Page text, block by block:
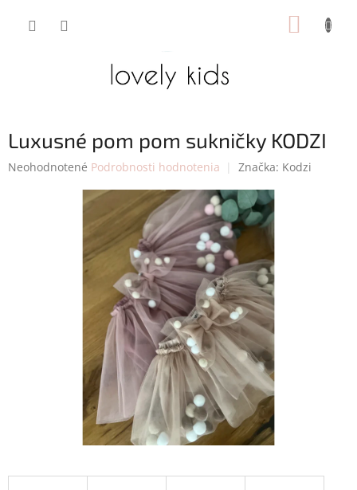
Luxusné pom pom sukničky KODZI
Priemerné
Neohodnotené Podrobnosti hodnotenia Značka: Kodzi